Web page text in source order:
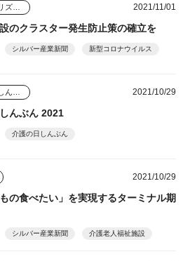
2021/11/01
のクラスター発生防止策の確立を
シルバー産業新聞 新型コロナウイルス
2021/10/29
んぶん 2021
介護の日しんぶん
2021/10/29
もの食べたい」を実現するターミナル期
シルバー産業新聞 介護老人福祉施設